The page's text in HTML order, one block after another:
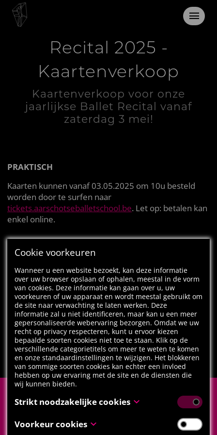
Recital 2025 -
Kaartenverkoop
Kaartenverkoop voor onze
jaarlijkse Ballet Recital vanaf
zaterdag 3 mei!
PRAKTISCH
Kaarten kunnen vanaf 03.05.2025 om 10u besteld
worden door te surfen naar
tickets.aarschotseballetschool.be. Let op: betalen kan
enkel online.
ALLE NIEUWS
Cookie voorkeuren
Wanneer u een website bezoekt, kan deze informatie
over uw browser opslaan of ophalen, meestal in de vorm
van cookies. Deze informatie kan gaan over u, uw
voorkeuren of uw apparaat en wordt meestal gebruikt om
de site naar verwachting te laten werken. Deze
informatie zal u niet identificeren, maar kan u een meer
gepersonaliseerde webervaring bezorgen. Omdat we uw
recht op privacy respecteren, kunt u ervoor kiezen
bepaalde soorten cookies niet toe te staan. Klik op de
verschillende categorietitels om meer te weten te komen
en onze standaardinstellingen te wijzigen. Het blokkeren
van sommige soorten cookies kan echter een invloed
hebben op uw ervaring met de site en de diensten die
wij kunnen bieden.
Strikt noodzakelijke cookies
Deze cookies zijn noodzakelijk voor het functioneren van
de website en kunnen niet uitgeschakeld worden in onze
Voorkeur cookies